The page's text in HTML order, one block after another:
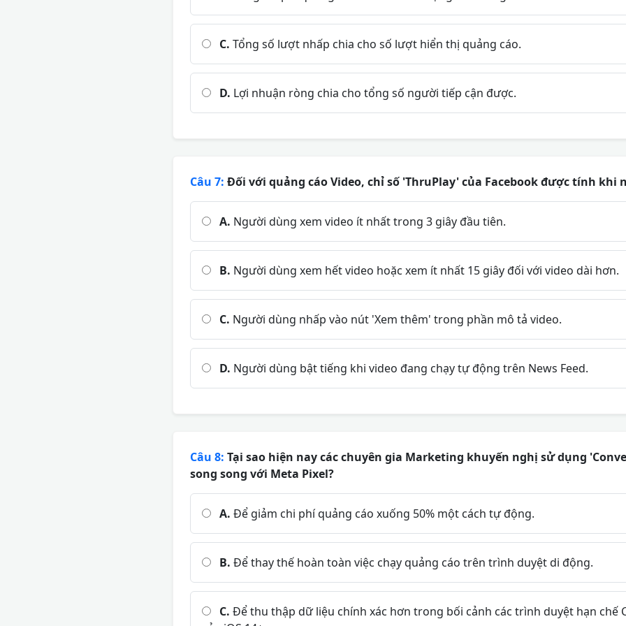
C. Tổng số lượt nhấp chia cho số lượt hiển thị quảng cáo.
D. Lợi nhuận ròng chia cho tổng số người tiếp cận được.
Câu 7: Đối với quảng cáo Video, chỉ số 'ThruPlay' của Facebook được tính khi
A. Người dùng xem video ít nhất trong 3 giây đầu tiên.
B. Người dùng xem hết video hoặc xem ít nhất 15 giây đối với video dài hơn.
C. Người dùng nhấp vào nút 'Xem thêm' trong phần mô tả video.
D. Người dùng bật tiếng khi video đang chạy tự động trên News Feed.
Câu 8: Tại sao hiện nay các chuyên gia Marketing khuyến nghị sử dụng
song song với Meta Pixel?
A. Để giảm chi phí quảng cáo xuống 50% một cách tự động.
B. Để thay thế hoàn toàn việc chạy quảng cáo trên trình duyệt di động.
C. Để thu thập dữ liệu chính xác hơn trong bối cảnh các trình duyệt hạn chế